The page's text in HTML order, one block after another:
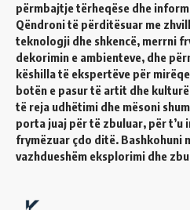
përmbajtje tërheqëse dhe
Qëndroni të përditësuar me
teknologji dhe shkencë, merrni
dekorimin e ambienteve, dhe
këshilla të ekspertëve për
botën e pasur të artit dhe
të reja udhëtimi dhe mësoni
porta juaj për të zbuluar, për t’u
frymëzuar çdo ditë. Bashkohuni
vazhdueshëm eksplorimi dhe